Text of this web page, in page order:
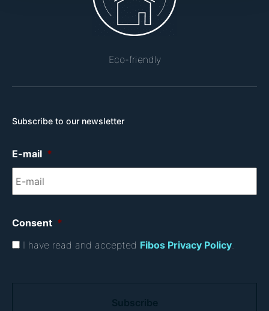
Eco-friendly
Subscribe to our newsletter
E-mail *
Consent *
I have read and accepted Fibos Privacy Policy.